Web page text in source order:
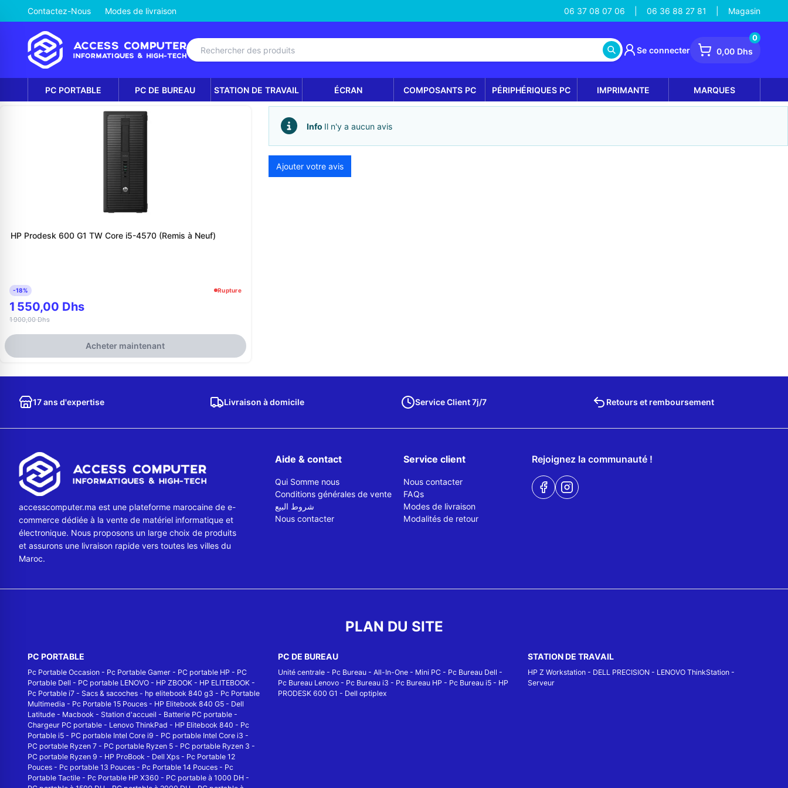
Contactez-Nous Modes de livraison 06 37 08 07 06 06 36 88 27 81 Magasin
Se connecter 0,00 Dhs
0
PC PORTABLE PC DE BUREAU STATION DE TRAVAIL ÉCRAN COMPOSANTS PC PÉRIPHÉRIQUES PC IMPRIMANTE MARQUES
HP Prodesk 600 G1 TW Core i5-4570 (Remis à Neuf)
-18% Rupture
1 550,00 Dhs
1 900,00 Dhs
Acheter maintenant
Info Il n'y a aucun avis
Ajouter votre avis
17 ans d'expertise Livraison à domicile Service Client 7j/7 Retours et remboursement
accesscomputer.ma est une plateforme marocaine de e-
commerce dédiée à la vente de matériel informatique et
électronique. Nous proposons un large choix de produits
et assurons une livraison rapide vers toutes les villes du
Maroc.
Aide & contact
Qui Somme nous
Conditions générales de vente
شروط البيع
Nous contacter
Service client
Nous contacter
FAQs
Modes de livraison
Modalités de retour
Rejoignez la communauté !
PLAN DU SITE
PC PORTABLE
Pc Portable Occasion - Pc Portable Gamer - PC portable HP - PC
Portable Dell - PC portable LENOVO - HP ZBOOK - HP ELITEBOOK -
Pc Portable i7 - Sacs & sacoches - hp elitebook 840 g3 - Pc Portable
Multimedia - Pc Portable 15 Pouces - HP Elitebook 840 G5 - Dell
Latitude - Macbook - Station d'accueil - Batterie PC portable -
Chargeur PC portable - Lenovo ThinkPad - HP Elitebook 840 - Pc
Portable i5 - PC portable Intel Core i9 - PC portable Intel Core i3 -
PC portable Ryzen 7 - PC portable Ryzen 5 - PC portable Ryzen 3 -
PC portable Ryzen 9 - HP ProBook - Dell Xps - Pc Portable 12
Pouces - Pc portable 13 Pouces - Pc Portable 14 Pouces - Pc
Portable Tactile - Pc Portable HP X360 - PC portable à 1000 DH -
PC DE BUREAU
Unité centrale- Pc Bureau- All-In-One- Mini PC- Pc Bureau Dell -
Pc Bureau Lenovo- Pc Bureau i3 - Pc Bureau HP - Pc Bureau i5- HP
PRODESK 600 G1 - Dell optiplex
STATION DE TRAVAIL
HP Z Workstation - DELL PRECISION - LENOVO ThinkStation -
Serveur